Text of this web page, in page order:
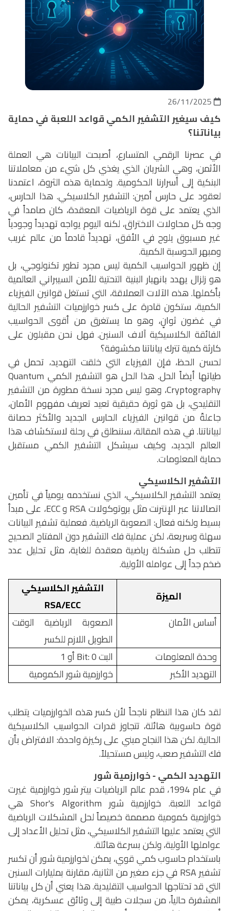
كيف سيغير التشفير الكمي قواعد اللعبة في حماية
بياناتنا؟
في عصرنا الرقمي المتسارع، أصبحت البيانات هي العملة
الأثمن، وهي الشريان الذي يغذي كل شيء من معاملاتنا
البنكية إلى أسرارنا الحكومية. ولحماية هذه الثروة، اعتمدنا
لعقود على حارس أمين: التشفير الكلاسيكي. هذا الحارس،
الذي يعتمد على قوة الرياضيات المعقدة، كان صامداً في
وجه كل محاولات الاختراق، لكنه اليوم يواجه تهديداً وجودياً
غير مسبوق يلوح في الأفق، تهديداً قادماً من عالم غريب
ومبهر الحوسبة الكمية.
إن ظهور الحواسيب الكمية ليس مجرد تطور تكنولوجي، بل
هو زلزال يهدد بانهيار البنية التحتية للأمن السيبراني العالمية
بأكملها. هذه الآلات العملاقة، التي تستغل قوانين الفيزياء
الكمية، ستكون قادرة على كسر خوارزميات التشفير الحالية
في غضون ثوانٍ، وهو ما يستغرق من أقوى الحواسيب
الفائقة الكلاسيكية آلاف السنين. فهل نحن مقبلون على
كارثة كمية تترك بياناتنا مكشوفة؟
لحسن الحظ، فإن الفيزياء التي خلقت التهديد، تحمل في
طياتها أيضاً الحل. هذا الحل هو التشفير الكمي Quantum
Cryptography، وهو ليس مجرد نسخة مطورة من التشفير
التقليدي، بل هو ثورة حقيقية تعيد تعريف مفهوم الأمان،
جاعلةً من قوانين الفيزياء الحارس الجديد والأكثر حصانة
لبياناتنا. في هذه المقالة، سننطلق في رحلة لاستكشاف هذا
العالم الجديد، وكيف سيشكل التشفير الكمي مستقبل
حماية المعلومات.
التشفير الكلاسيكي
يعتمد التشفير الكلاسيكي، الذي نستخدمه يومياً في تأمين
اتصالاتنا عبر الإنترنت مثل بروتوكولاتRSA وECC، على مبدأ
بسيط ولكنه فعال: الصعوبة الرياضية. فعملية تشفير البيانات
سهلة وسريعة، لكن عملية فك التشفير دون المفتاح الصحيح
تتطلب حل مشكلة رياضية معقدة للغاية، مثل تحليل عدد
ضخم جداً إلى عوامله الأولية.
الميزة
التشفير الكلاسيكي
RSA/ECC
أساس الأمان
الصعوبة الرياضية الوقت
الطويل اللازم للكسر
وحدة المعلومات
البتBit: 0أو 1
التهديد الأكبر
خوارزمية شور الكمومية
لقد كان هذا النظام ناجحاً لأن كسر هذه الخوارزميات يتطلب
قوة حاسوبية هائلة، تتجاوز قدرات الحواسيب الكلاسيكية
الحالية. لكن هذا النجاح مبني على ركيزة واحدة: الافتراض بأن
فك التشفير صعب، وليس مستحيلاً.
التهديد الكمي - خوارزمية شور
في عام 1994، قدم عالم الرياضيات بيتر شور خوارزمية غيرت
قواعد اللعبة. خوارزمية شور Shor's Algorithm هي
خوارزمية كمومية مصممة خصيصاً لحل المشكلات الرياضية
التي يعتمد عليها التشفير الكلاسيكي، مثل تحليل الأعداد إلى
عواملها الأولية، ولكن بسرعة هائلة.
باستخدام حاسوب كمي قوي، يمكن لخوارزمية شور أن تكسر
تشفيرRSA في جزء صغير من الثانية، مقارنة بمليارات السنين
التي قد تحتاجها الحواسيب التقليدية. هذا يعني أن كل بياناتنا
المشفرة حالياً، من سجلات طبية إلى وثائق عسكرية، يمكن